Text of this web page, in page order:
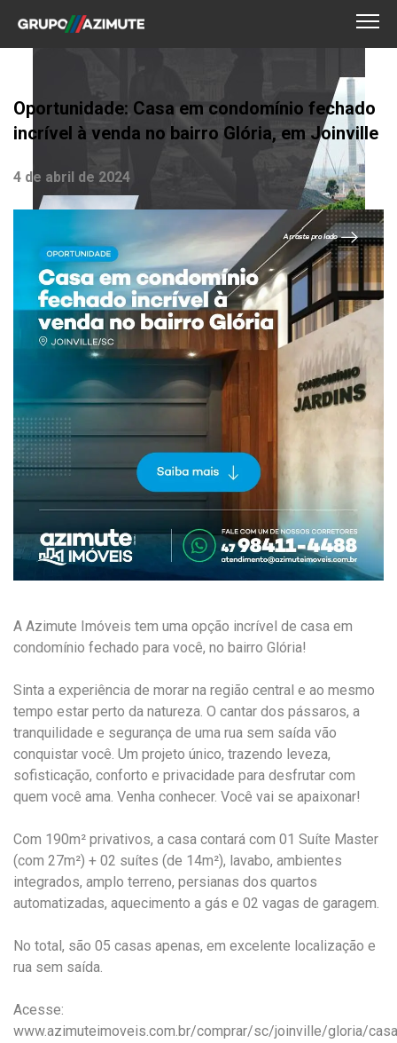
Oportunidade: Casa em condomínio fechado
incrível à venda no bairro Glória, em Joinville
4 de abril de 2024
A Azimute Imóveis tem uma opção incrível de casa em
condomínio fechado para você, no bairro Glória!
Sinta a experiência de morar na região central e ao mesmo
tempo estar perto da natureza. O cantar dos pássaros, a
tranquilidade e segurança de uma rua sem saída vão
conquistar você. Um projeto único, trazendo leveza,
sofisticação, conforto e privacidade para desfrutar com
quem você ama. Venha conhecer. Você vai se apaixonar!
Com 190m² privativos, a casa contará com 01 Suíte Master
(com 27m²) + 02 suítes (de 14m²), lavabo, ambientes
integrados, amplo terreno, persianas dos quartos
automatizadas, aquecimento a gás e 02 vagas de garagem.
No total, são 05 casas apenas, em excelente localização e
rua sem saída.
Acesse:
www.azimuteimoveis.com.br/comprar/sc/joinville/gloria/